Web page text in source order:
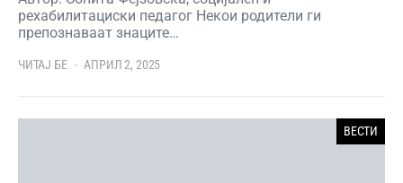
рехабилитациски педагог Некои родители ги
препознаваат знаците…
ЧИТАЈ БЕ АПРИЛ 2, 2025
ВЕСТИ